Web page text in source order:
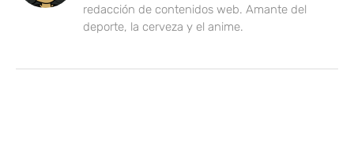
redacción de contenidos web. Amante del
deporte, la cerveza y el anime.